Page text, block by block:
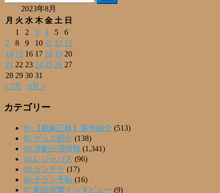
2023年8月
月 火 水 木 金 土 日
1
2 3 4 5
6
7
8 9 10 11 12 13
14 15 16 17 18 19 20
21 22 23 24 25 26 27
28 29 30 31
« 7月
9月 »
カテゴリー
01.【観劇三昧】新作紹介 (513)
02.グッズ紹介 (138)
03.演劇公演情報 (1,341)
04.レジャパス (96)
05.カンチケ (17)
06.チラシ手帖 (16)
07.劇団突撃インタビュー (9)